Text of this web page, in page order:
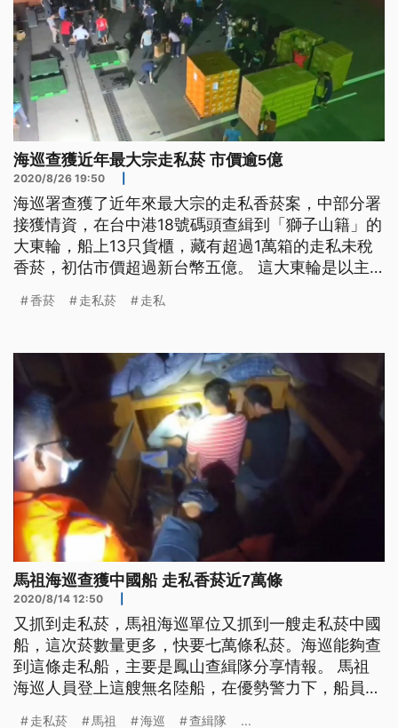
海巡查獲近年最大宗走私菸 市價逾5億
2020/8/26 19:50
海巡署查獲了近年來最大宗的走私香菸案，中部分署
接獲情資，在台中港18號碼頭查緝到「獅子山籍」的
大東輪，船上13只貨櫃，藏有超過1萬箱的走私未稅
香菸，初估市價超過新台幣五億。 這大東輪是以主
查，並查獲大批未稅香菸。在清點之後，初估有
菸，市價超過5億。 中部分署表示，中秋節快到
了，有許多不法私梟利用貨
香菸 走私菸 走私
馬祖海巡查獲中國船 走私香菸近7萬條
2020/8/14 12:50
又抓到走私菸，馬祖海巡單位又抓到一艘走私菸中國
船，這次菸數量更多，快要七萬條私菸。海巡能夠查
到這條走私船，主要是鳳山查緝隊分享情報。 馬祖
海巡人員登上這艘無名陸船，在優勢警力下，船員乖
走私菸 馬祖 海巡 查緝隊 ...